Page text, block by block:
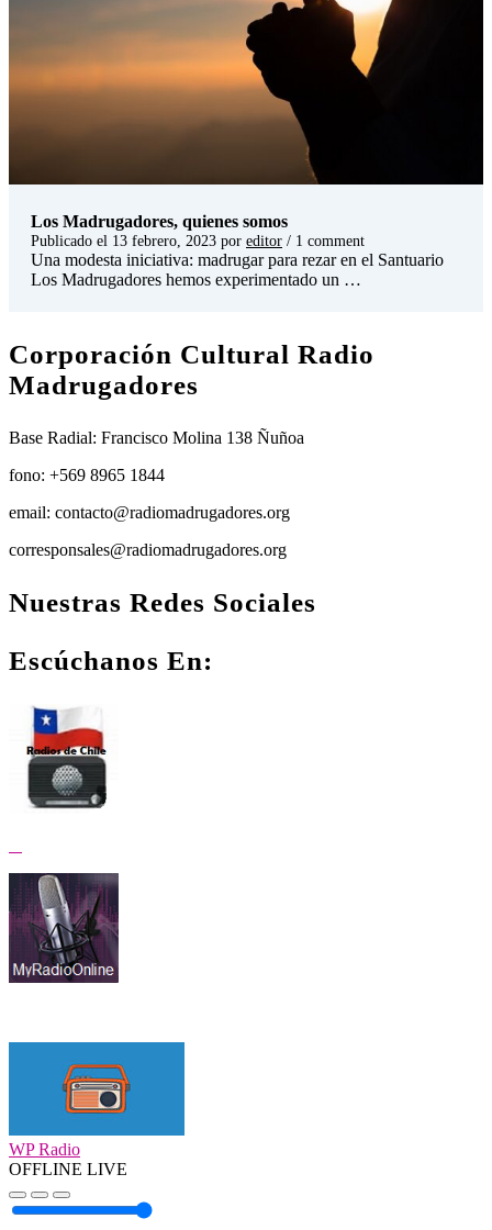
Los Madrugadores, quienes somos
Publicado el 13 febrero, 2023 por editor / 1 comment
Una modesta iniciativa: madrugar para rezar en el Santuario
Los Madrugadores hemos experimentado un …
Corporación Cultural Radio
Madrugadores
Base Radial: Francisco Molina 138 Ñuñoa
fono: +569 8965 1844
email: contacto@radiomadrugadores.org
corresponsales@radiomadrugadores.org
Nuestras Redes Sociales
Facebook
Instagram
Youtube
Escúchanos En:
WP Radio
OFFLINE LIVE